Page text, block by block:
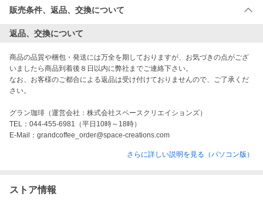
販売条件、返品、交換について
返品、交換について
商品の品質や梱包・発送には万全を期しておりますが、お気づきの点がござ
いましたら商品到着後８日以内に弊社までご連絡下さい。
なお、お客様のご都合による返品は受け付けておりませんので、ご了承くだ
さい。
グラン珈琲（運営会社：株式会社スペースクリエイションズ）
TEL：044-455-6981（平日10時～18時）
さらに詳しい説明を見る（パソコン版）
ストア情報